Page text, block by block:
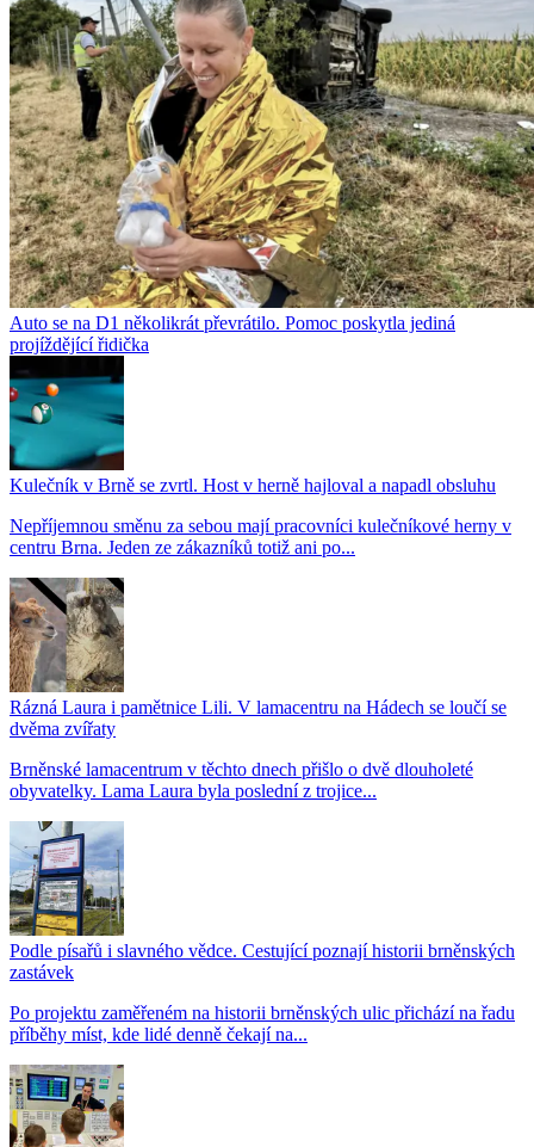
Auto se na D1 několikrát převrátilo. Pomoc poskytla jediná
projíždějící řidička
Kulečník v Brně se zvrtl. Host v herně hajloval a napadl obsluhu
Nepříjemnou směnu za sebou mají pracovníci kulečníkové herny v
centru Brna. Jeden ze zákazníků totiž ani po...
Rázná Laura i pamětnice Lili. V lamacentru na Hádech se loučí se
dvěma zvířaty
Brněnské lamacentrum v těchto dnech přišlo o dvě dlouholeté
obyvatelky. Lama Laura byla poslední z trojice...
Podle písařů i slavného vědce. Cestující poznají historii brněnských
zastávek
Po projektu zaměřeném na historii brněnských ulic přichází na řadu
příběhy míst, kde lidé denně čekají na...